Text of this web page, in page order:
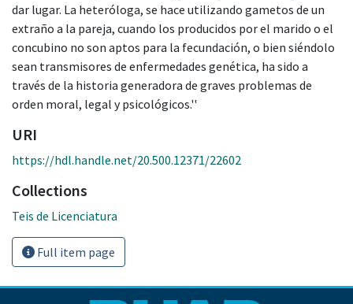
dar lugar. La heteróloga, se hace utilizando gametos de un
extraño a la pareja, cuando los producidos por el marido o el
concubino no son aptos para la fecundación, o bien siéndolo
sean transmisores de enfermedades genética, ha sido a
través de la historia generadora de graves problemas de
orden moral, legal y psicológicos.''
URI
https://hdl.handle.net/20.500.12371/22602
Collections
Teis de Licenciatura
Full item page